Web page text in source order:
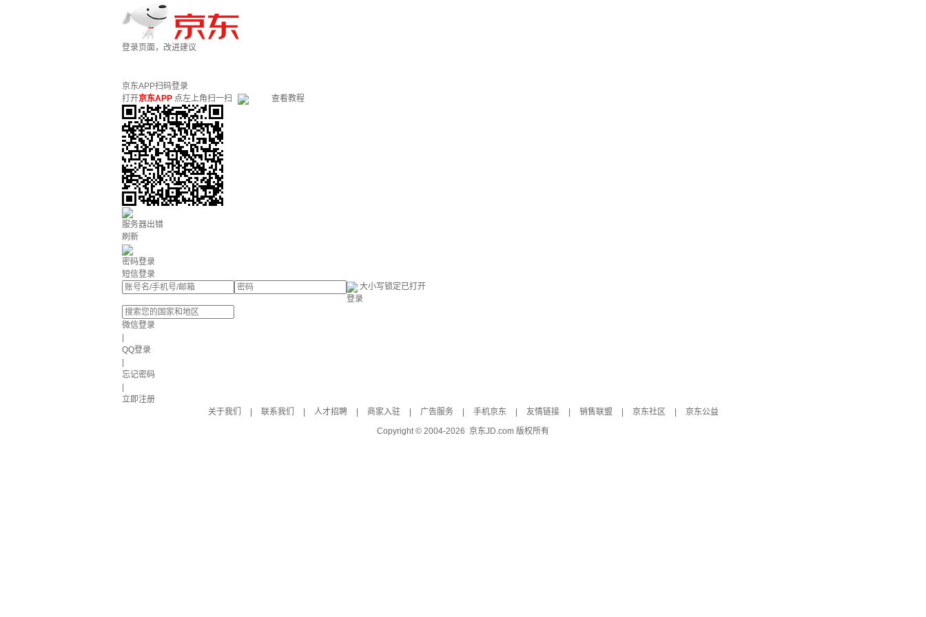
登录页面，改进建议
京东APP扫码登录
打开京东APP 点左上角扫一扫 查看教程
服务器出错
刷新
密码登录
短信登录
大小写锁定已打开
登录
微信登录
QQ登录
忘记密码
立即注册
关于我们
联系我们 人才招聘 商家入驻 广告服务 手机京东 友情链接 销售联盟 京东社区
京东公益
Copyright © 2004-2026 京东JD.com 版权所有